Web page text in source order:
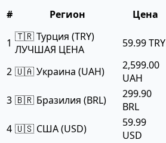
#
Регион Цена
1 🇹🇷 Турция (TRY)
ЛУЧШАЯ ЦЕНА
59.99 TRY
2 🇺🇦 Украина (UAH)
2,599.00
UAH
3 🇧🇷 Бразилия (BRL)
299.90
BRL
4 🇺🇸 США (USD)
59.99
USD